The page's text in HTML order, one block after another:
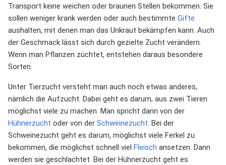
Transport keine weichen oder braunen Stellen bekommen. Sie
sollen weniger krank werden oder auch bestimmte Gifte
aushalten, mit denen man das Unkraut bekämpfen kann. Auch
der Geschmack lässt sich durch gezielte Zucht verändern.
Wenn man Pflanzen züchtet, entstehen daraus besondere
Sorten.
Unter Tierzucht versteht man auch noch etwas anderes,
nämlich die Aufzucht. Dabei geht es darum, aus zwei Tieren
möglichst viele zu machen. Man spricht dann von der
Hühnerzucht oder von der Schweinezucht. Bei der
Schweinezucht geht es darum, möglichst viele Ferkel zu
bekommen, die möglichst schnell viel Fleisch ansetzen. Dann
werden sie geschlachtet. Bei der Hühnerzucht geht es